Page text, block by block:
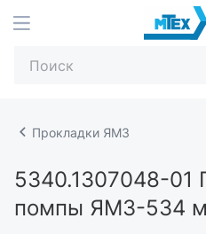
Прокладки ЯМЗ
5340.1307048-01
помпы ЯМЗ-534